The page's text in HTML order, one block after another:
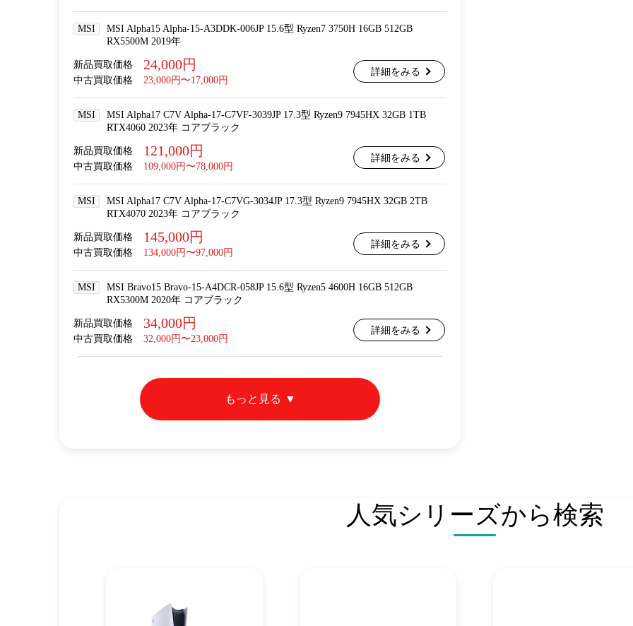
MSI
MSI Alpha15 Alpha-15-A3DDK-006JP 15.6型 Ryzen7 3750H 16GB 512GB
RX5500M 2019年
新品買取価格 24,000円
中古買取価格 23,000円〜17,000円
詳細をみる
MSI
MSI Alpha17 C7V Alpha-17-C7VF-3039JP 17.3型 Ryzen9 7945HX 32GB 1TB
RTX4060 2023年 コアブラック
新品買取価格 121,000円
中古買取価格 109,000円〜78,000円
詳細をみる
MSI
MSI Alpha17 C7V Alpha-17-C7VG-3034JP 17.3型 Ryzen9 7945HX 32GB 2TB
RTX4070 2023年 コアブラック
新品買取価格 145,000円
中古買取価格 134,000円〜97,000円
詳細をみる
MSI
MSI Bravo15 Bravo-15-A4DCR-058JP 15.6型 Ryzen5 4600H 16GB 512GB
RX5300M 2020年 コアブラック
新品買取価格 34,000円
中古買取価格 32,000円〜23,000円
詳細をみる
もっと見る
人気シリーズから検索